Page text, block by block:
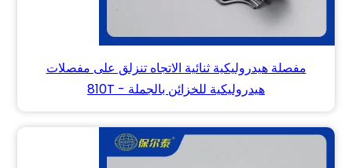
مفصلة هيدروليكية ثنائية الاتجاه تنزلق على مفصلات
هيدروليكية للخزائن بالجملة - 810T